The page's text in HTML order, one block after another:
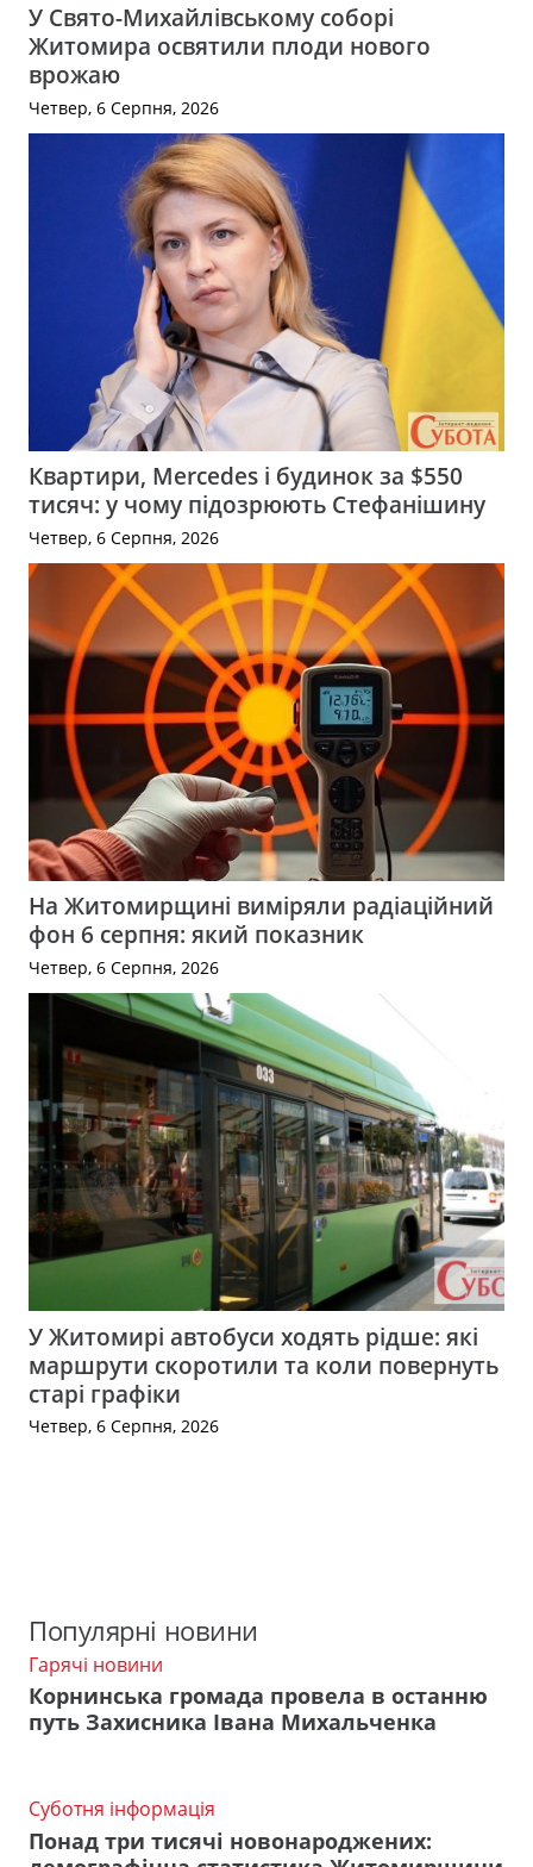
У Свято-Михайлівському соборі
Житомира освятили плоди нового
врожаю
Четвер, 6 Серпня, 2026
Квартири, Mercedes і будинок за $550
тисяч: у чому підозрюють Стефанішину
Четвер, 6 Серпня, 2026
На Житомирщині виміряли радіаційний
фон 6 серпня: який показник
Четвер, 6 Серпня, 2026
У Житомирі автобуси ходять рідше: які
маршрути скоротили та коли повернуть
старі графіки
Четвер, 6 Серпня, 2026
Популярні новини
Гарячі новини
Корнинська громада провела в останню
путь Захисника Івана Михальченка
Суботня інформація
Понад три тисячі новонароджених: